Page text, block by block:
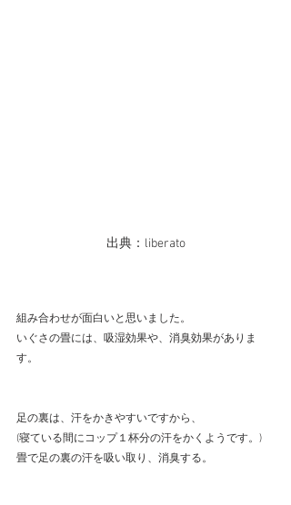
出典：liberato
組み合わせが面白いと思いました。
いぐさの畳には、吸湿効果や、消臭効果がありま
す。
足の裏は、汗をかきやすいですから、
(寝ている間にコップ１杯分の汗をかくようです。)
畳で足の裏の汗を吸い取り、消臭する。